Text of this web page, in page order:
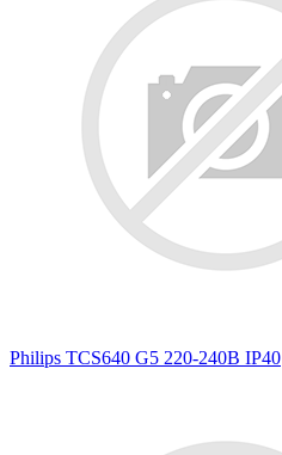
Philips TCS640 G5 220-240В IP40